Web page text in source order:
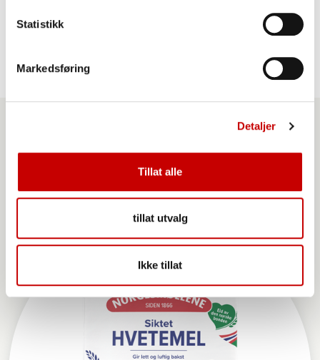
Statistikk
Markedsføring
Detaljer
Tillat alle
tillat utvalg
Ikke tillat
2 stk
Produkter du kan benytte
til denne oppskriften